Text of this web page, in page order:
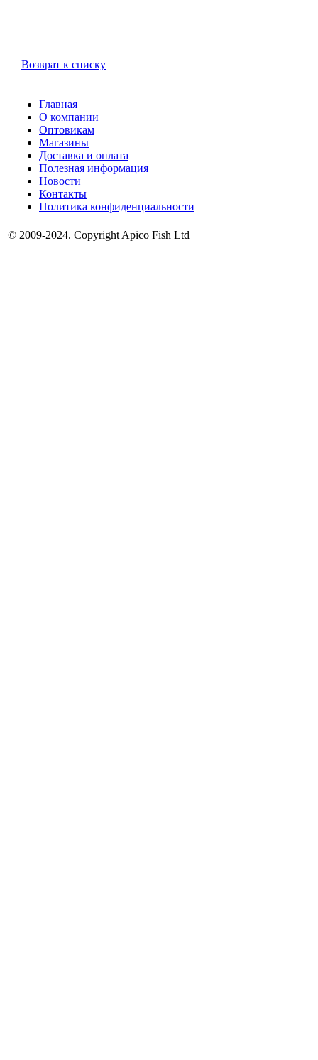
Возврат к списку
Главная
О компании
Оптовикам
Магазины
Доставка и оплата
Полезная информация
Новости
Контакты
Политика конфиденциальности
© 2009-2024. Copyright Apico Fish Ltd